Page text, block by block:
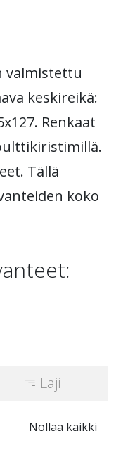
valmistettu
keskireikä:
Renkaat
Tällä
koko
Laji
Nollaa kaikki